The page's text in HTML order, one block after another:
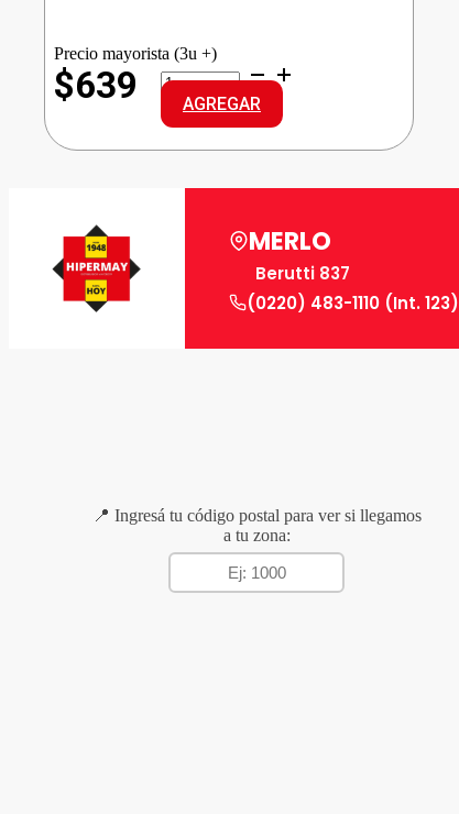
Precio mayorista (3u +)
$639
ALA
ARROZ
G.LARGO
cantidad
AGREGAR
MERLO
Berutti 837
(0220) 483-1110 (Int. 123)
📍 Ingresá tu código postal para ver si llegamos
a tu zona: